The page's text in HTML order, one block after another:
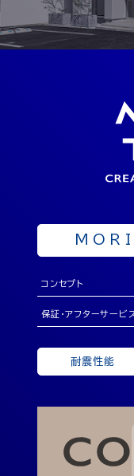
ショー
岡山県勝田郡奈
コンセプト
保証・アフターサービ
耐震性能